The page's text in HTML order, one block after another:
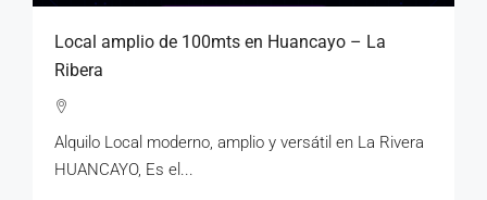
Local amplio de 100mts en Huancayo – La
Ribera
Alquilo Local moderno, amplio y versátil en La Rivera
HUANCAYO, Es el...